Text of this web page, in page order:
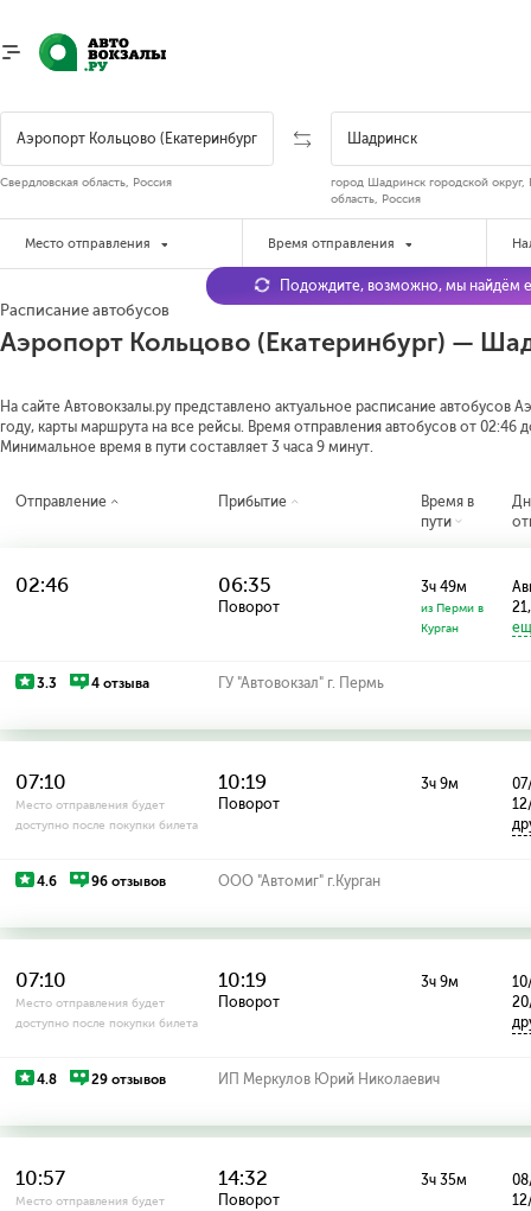
Свердловская область, Россия
город Шадринск городской округ,
область, Россия
Место отправления Время отправления
Расписание автобусов
Аэропорт Кольцово (Екатеринбург) —
На сайте Автовокзалы.ру представлено актуальное расписание автобусов
году, карты маршрута на все рейсы. Время отправления автобусов от 02:46
Минимальное время в пути составляет 3 часа 9 минут.
Подождите, возможно, мы найдём
Отправление Прибытие
Время в
пути
02:46 06:35
Поворот
3ч 49м
из Перми в
Курган
3.3 4 отзыва ГУ "Автовокзал" г. Пермь
07:10
Место отправления будет
доступно после покупки билета
10:19
Поворот
3ч 9м
4.6 96 отзывов ООО "Автомиг" г.Курган
07:10
Место отправления будет
доступно после покупки билета
10:19
Поворот
3ч 9м
4.8 29 отзывов ИП Меркулов Юрий Николаевич
10:57
Место отправления будет
14:32
Поворот
3ч 35м